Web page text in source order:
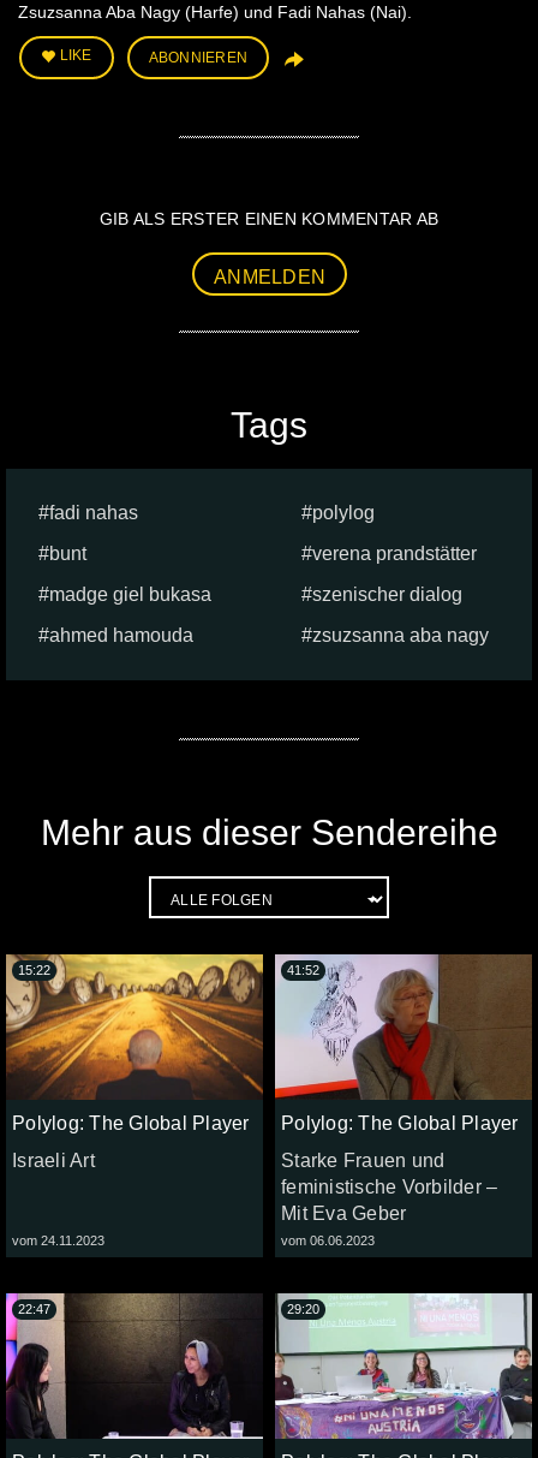
Zsuzsanna Aba Nagy (Harfe) und Fadi Nahas (Nai).
LIKE ABONNIEREN
GIB ALS ERSTER EINEN KOMMENTAR AB
ANMELDEN
Tags
fadi nahas
polylog
bunt
verena prandstätter
madge giel bukasa
szenischer dialog
ahmed hamouda
zsuzsanna aba nagy
Mehr aus dieser Sendereihe
Polylog: The Global Player
Israeli Art
vom 24.11.2023
15:22
Polylog: The Global Player
Starke Frauen und
feministische Vorbilder –
Mit Eva Geber
vom 06.06.2023
41:52
22:47 29:20